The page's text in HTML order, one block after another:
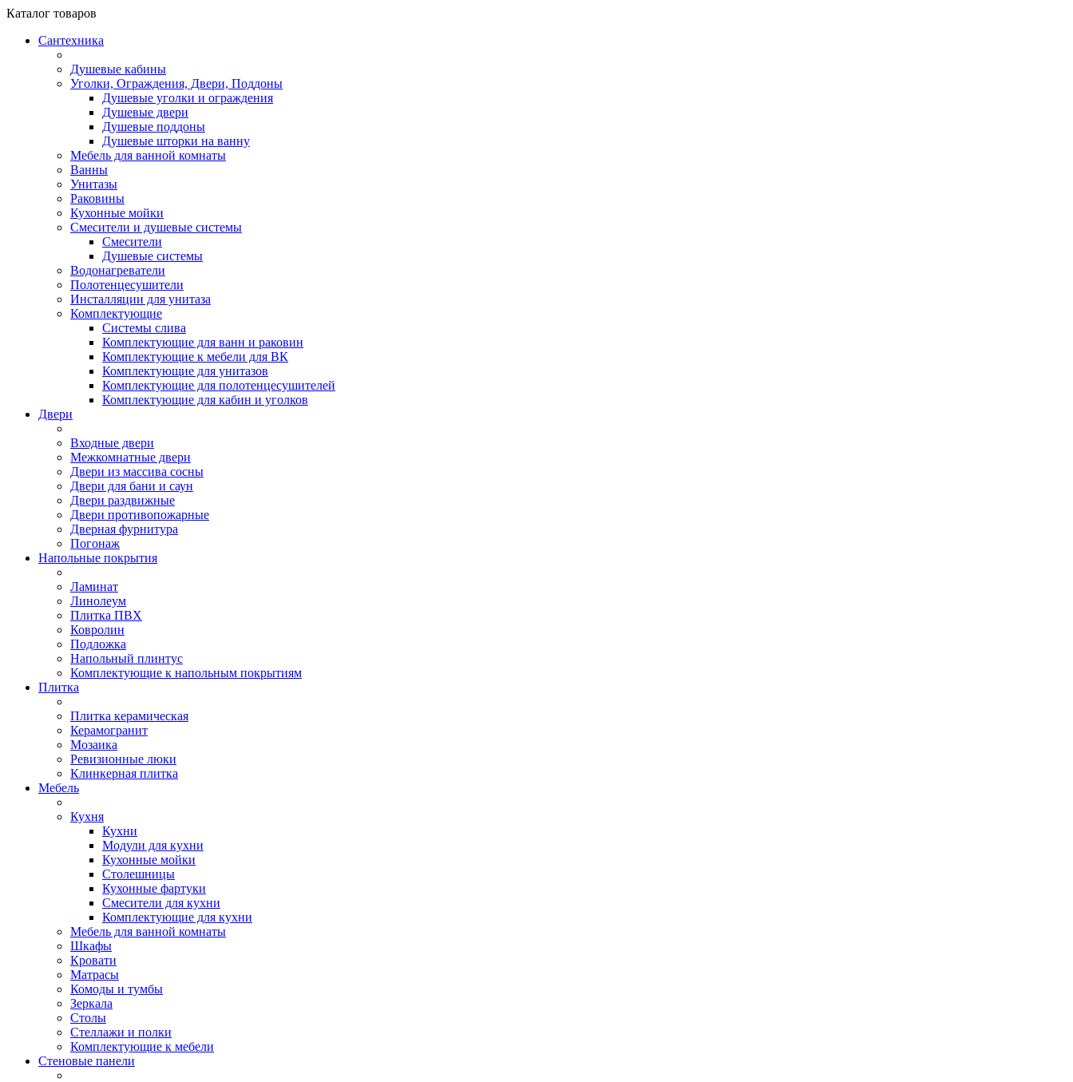
Каталог товаров
Сантехника
Душевые кабины
Уголки, Ограждения, Двери, Поддоны
Душевые уголки и ограждения
Душевые двери
Душевые поддоны
Душевые шторки на ванну
Мебель для ванной комнаты
Ванны
Унитазы
Раковины
Кухонные мойки
Смесители и душевые системы
Смесители
Душевые системы
Водонагреватели
Полотенцесушители
Инсталляции для унитаза
Комплектующие
Системы слива
Комплектующие для ванн и раковин
Комплектующие к мебели для ВК
Комплектующие для унитазов
Комплектующие для полотенцесушителей
Комплектующие для кабин и уголков
Двери
Входные двери
Межкомнатные двери
Двери из массива сосны
Двери для бани и саун
Двери раздвижные
Двери противопожарные
Дверная фурнитура
Погонаж
Напольные покрытия
Ламинат
Линолеум
Плитка ПВХ
Ковролин
Подложка
Напольный плинтус
Комплектующие к напольным покрытиям
Плитка
Плитка керамическая
Керамогранит
Мозаика
Ревизионные люки
Клинкерная плитка
Мебель
Кухня
Кухни
Модули для кухни
Кухонные мойки
Столешницы
Кухонные фартуки
Смесители для кухни
Комплектующие для кухни
Мебель для ванной комнаты
Шкафы
Кровати
Матрасы
Комоды и тумбы
Зеркала
Столы
Стеллажи и полки
Комплектующие к мебели
Стеновые панели